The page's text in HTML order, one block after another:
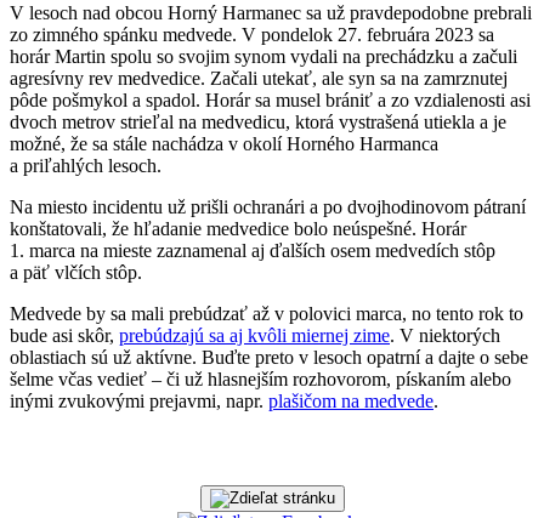
V lesoch nad obcou Horný Harmanec sa už pravdepodobne prebrali
zo zimného spánku medvede. V pondelok 27. februára 2023 sa
horár Martin spolu so svojim synom vydali na prechádzku a začuli
agresívny rev medvedice. Začali utekať, ale syn sa na zamrznutej
pôde pošmykol a spadol. Horár sa musel brániť a zo vzdialenosti asi
dvoch metrov strieľal na medvedicu, ktorá vystrašená utiekla a je
možné, že sa stále nachádza v okolí Horného Harmanca
a priľahlých lesoch.
Na miesto incidentu už prišli ochranári a po dvojhodinovom pátraní
konštatovali, že hľadanie medvedice bolo neúspešné. Horár
1. marca na mieste zaznamenal aj ďalších osem medvedích stôp
a päť vlčích stôp.
Medvede by sa mali prebúdzať až v polovici marca, no tento rok to
bude asi skôr, prebúdzajú sa aj kvôli miernej zime. V niektorých
oblastiach sú už aktívne. Buďte preto v lesoch opatrní a dajte o sebe
šelme včas vedieť – či už hlasnejším rozhovorom, pískaním alebo
inými zvukovými prejavmi, napr. plašičom na medvede.